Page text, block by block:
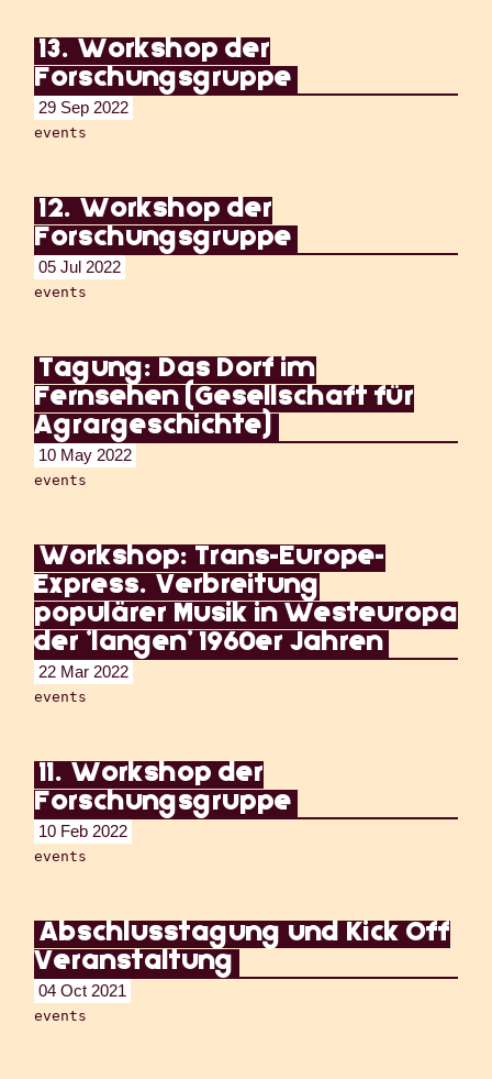
13. Workshop der
Forschungsgruppe
29 Sep 2022
events
12. Workshop der
Forschungsgruppe
05 Jul 2022
events
Tagung: Das Dorf im
Fernsehen (Gesellschaft für
Agrargeschichte)
10 May 2022
events
Workshop: Trans-Europe-
Express. Verbreitung
populärer Musik in Westeuropa
der 'langen' 1960er Jahren
22 Mar 2022
events
11. Workshop der
Forschungsgruppe
10 Feb 2022
events
Abschlusstagung und Kick Off
Veranstaltung
04 Oct 2021
events